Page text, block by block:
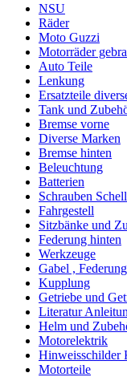
NSU
Räder
Moto Guzzi
Motorräder
Auto Teile
Lenkung
Ersatzteile
Tank und
Bremse vorne
Diverse Marken
Bremse hinten
Beleuchtung
Batterien
Schrauben
Fahrgestell
Sitzbänke und
Federung hinten
Werkzeuge
Gabel ,
Kupplung
Getriebe und
Literatur
Helm und
Motorelektrik
Hinweisschilder
Motorteile